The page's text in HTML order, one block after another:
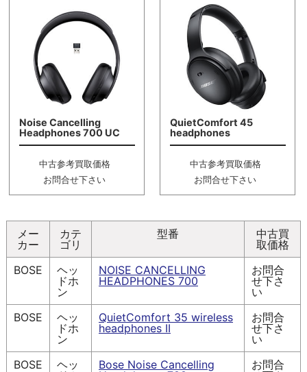
Noise Cancelling
Headphones 700 UC
中古参考買取価格
お問合せ下さい
QuietComfort 45
headphones
中古参考買取価格
お問合せ下さい
メー
カー
カテ
ゴリ
型番
中古買
取価格
BOSE
ヘッ
ドホ
ン
NOISE CANCELLING
HEADPHONES 700
お問合
せ下さ
い
BOSE
ヘッ
ドホ
ン
QuietComfort 35 wireless
headphones II
お問合
せ下さ
い
BOSE
ヘッ
Bose Noise Cancelling
お問合